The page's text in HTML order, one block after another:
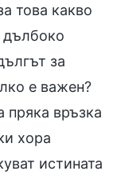
това какво
за
е важен?
връзка
хора
истината